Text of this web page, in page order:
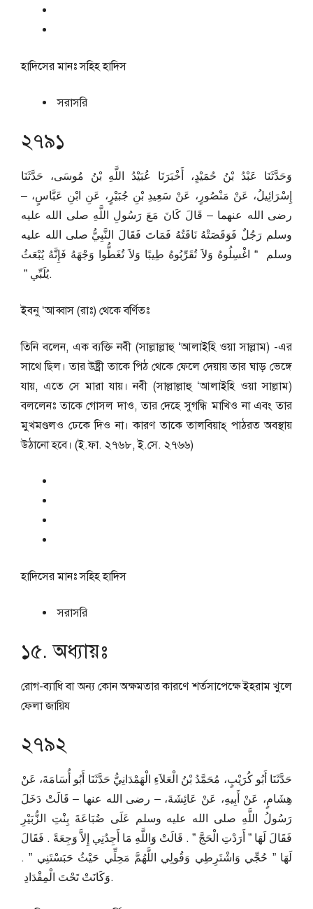
হাদিসের মানঃসহিহ হাদিস
সরাসরি
২৭৯১
وَحَدَّثَنَا عَبْدُ بْنُ حُمَيْدٍ، أَخْبَرَنَا عُبَيْدُ اللَّهِ بْنُ مُوسَى، حَدَّثَنَا
إِسْرَائِيلُ، عَنْ مَنْصُورٍ، عَنْ سَعِيدِ بْنِ جُبَيْرٍ، عَنِ ابْنِ عَبَّاسٍ، –
رضى الله عنهما – قَالَ كَانَ مَعَ رَسُولِ اللَّهِ صلى الله عليه
وسلم رَجُلٌ فَوَقَصَتْهُ نَاقَتُهُ فَمَاتَ فَقَالَ النَّبِيُّ صلى الله عليه
وسلم ‏ “‏ اغْسِلُوهُ وَلاَ تُقَرِّبُوهُ طِيبًا وَلاَ تُغَطُّوا وَجْهَهُ فَإِنَّهُ يُبْعَثُ
يُلَبِّي ‏”‏ ‏.
ইবনু ‘আব্বাস (রাঃ) থেকে বর্ণিতঃ
তিনি বলেন, এক ব্যক্তি নবী (সাল্লাল্লাহু ‘আলাইহি ওয়া সাল্লাম) -এর
সাথে ছিল। তার উষ্ট্রী তাকে পিঠ থেকে ফেলে দেয়ায় তার ঘাড় ভেঙ্গে
যায়, এতে সে মারা যায়। নবী (সাল্লাল্লাহু ‘আলাইহি ওয়া সাল্লাম)
বললেনঃ তাকে গোসল দাও, তার দেহে সুগন্ধি মাখিও না এবং তার
মুখমণ্ডলও ঢেকে দিও না। কারণ তাকে তালবিয়াহ্ পাঠরত অবস্থায়
উঠানো হবে। (ই.ফা. ২৭৬৮, ই.সে. ২৭৬৬)
হাদিসের মানঃসহিহ হাদিস
সরাসরি
১৫. অধ্যায়ঃ
রোগ-ব্যাধি বা অন্য কোন অক্ষমতার কারণে শর্তসাপেক্ষে ইহরাম খুলে
ফেলা জায়িয
২৭৯২
حَدَّثَنَا أَبُو كُرَيْبٍ، مُحَمَّدُ بْنُ الْعَلاَءِ الْهَمْدَانِيُّ حَدَّثَنَا أَبُو أُسَامَةَ، عَنْ
هِشَامٍ، عَنْ أَبِيهِ، عَنْ عَائِشَةَ، – رضى الله عنها – قَالَتْ دَخَلَ
رَسُولُ اللَّهِ صلى الله عليه وسلم عَلَى ضُبَاعَةَ بِنْتِ الزُّبَيْرِ
فَقَالَ لَهَا ‏”‏ أَرَدْتِ الْحَجَّ ‏”‏ ‏.‏ قَالَتْ وَاللَّهِ مَا أَجِدُنِي إِلاَّ وَجِعَةً ‏.‏ فَقَالَ
لَهَا ‏”‏ حُجِّي وَاشْتَرِطِي وَقُولِي اللَّهُمَّ مَحِلِّي حَيْثُ حَبَسْتَنِي ‏”‏ ‏.‏
وَكَانَتْ تَحْتَ الْمِقْدَادِ ‏.